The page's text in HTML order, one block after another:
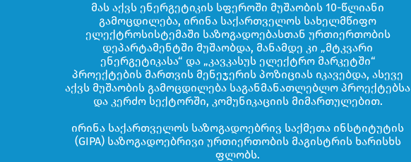
მას აქვს ენერგეტიკის სფეროში მუშაობის 10-წლიანი
გამოცდილება, ირინა საქართველოს სახელმწიფო
ელექტროსისტემაში საზოგადოებასთან ურთიერთობის
დეპარტამენტში მუშაობდა, მანამდე კი „მტკვარი
ენერგეტიკასა“ და „კავკასუს ელექტრო მარკეტში“
პროექტების მართვის მენეჯერის პოზიციას იკავებდა, ასევე
აქვს მუშაობის გამოცდილება საგანმანათლებლო პროექტებსა
და კერძო სექტორში, კომუნიკაციის მიმართულებით.
ირინა საქართველოს საზოგადოებრივ საქმეთა ინსტიტუტის
(GIPA) საზოგადოებრივი ურთიერთობის მაგისტრის ხარისხს
ფლობს.